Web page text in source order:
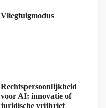
Vliegtuigmodus
Rechtspersoonlijkheid
voor AI: innovatie of
juridische vrijbrief